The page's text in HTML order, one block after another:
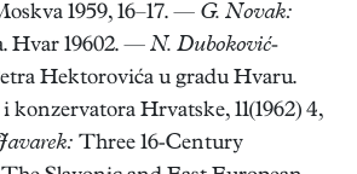
1959, 16–17. — G. Novak:
Hvar 19602. — N. Duboković-
Hektorovića u gradu Hvaru.
konzervatora Hrvatske, 11(1962) 4,
Three 16-Century